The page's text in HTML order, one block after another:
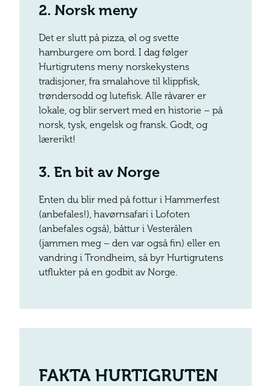
2. Norsk meny
Det er slutt på pizza, øl og svette
hamburgere om bord. I dag følger
Hurtigrutens meny norskekystens
tradisjoner, fra smalahove til klippfisk,
trøndersodd og lutefisk. Alle råvarer er
lokale, og blir servert med en historie – på
norsk, tysk, engelsk og fransk. Godt, og
lærerikt!
3. En bit av Norge
Enten du blir med på fottur i Hammerfest
(anbefales!), havørnsafari i Lofoten
(anbefales også), båttur i Vesterålen
(jammen meg – den var også fin) eller en
vandring i Trondheim, så byr Hurtigrutens
utflukter på en godbit av Norge.
FAKTA HURTIGRUTEN